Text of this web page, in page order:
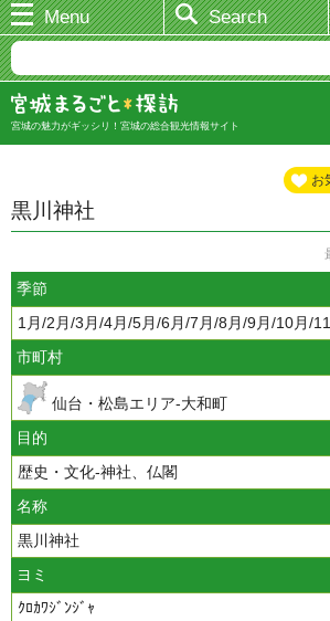
Menu Search
宮城の魅力がギッシリ！宮城の総合観光情報サイト
お
黒川神社
季節
1月/2月/3月/4月/5月/6月/7月/8月/9月/10月/
市町村
仙台・松島エリア-大和町
目的
歴史・文化-神社、仏閣
名称
黒川神社
ヨミ
ｸﾛｶﾜｼﾞﾝｼﾞｬ